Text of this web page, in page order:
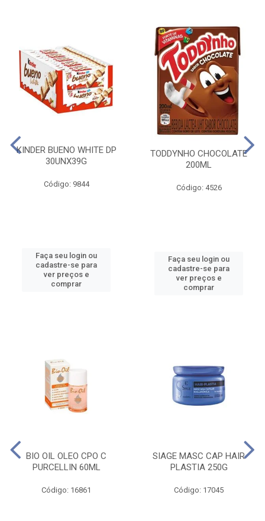
KINDER BUENO WHITE DP
30UNX39G
Código: 9844
Faça seu login ou
cadastre-se para
ver preços e
comprar
TODDYNHO CHOCOLATE
200ML
Código: 4526
Faça seu login ou
cadastre-se para
ver preços e
comprar
BIO OIL OLEO CPO C
PURCELLIN 60ML
Código: 16861
SIAGE MASC CAP HAIR
PLASTIA 250G
Código: 17045